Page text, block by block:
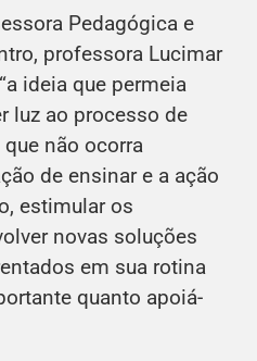
Pedagógica e
professora Lucimar
ideia que permeia
luz ao processo de
não ocorra
de ensinar e a ação
estimular os
novas soluções
em sua rotina
quanto apoiá-